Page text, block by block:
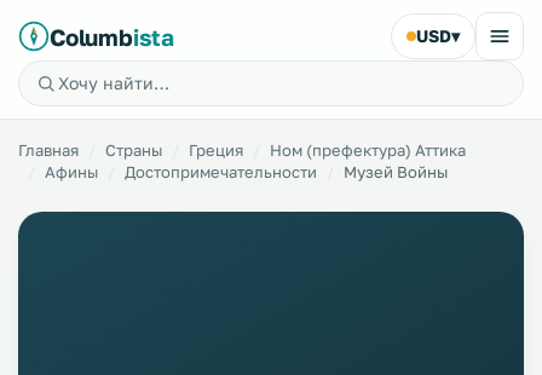
Columbista USD▾
Главная Страны Греция
Ном (префектура) Аттика
Афины
Достопримечательности Музей Войны